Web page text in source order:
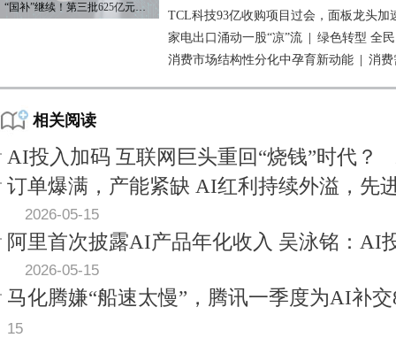
“国补”继续！第三批625亿元资金已下达
TCL科技93亿收购项目过会，面板龙头加
家电出口涌动一股“凉”流
绿色转型 全
消费市场结构性分化中孕育新动能
消费
相关阅读
AI投入加码 互联网巨头重回“烧钱”时代？
订单爆满，产能紧缺 AI红利持续外溢，先
2026-05-15
阿里首次披露AI产品年化收入 吴泳铭：AI
2026-05-15
马化腾嫌“船速太慢”，腾讯一季度为AI补交
15